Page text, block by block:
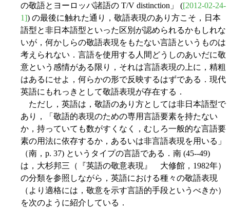
の敬語とヨーロッパ諸語の T/V distinction」 ([2012-02-24-
1]) の最後に触れた通り，敬語表現のあり方こそ，日本
語型と非日本語型といった区別が認められるかもしれな
いが，何かしらの敬語表現をもたない言語というものは
考えられない．言語を使用する人間どうしのあいだに敬
意という感情がある限り，それは言語表現の上に，精粗
はあるにせよ，何らかの形で反映するはずである．現代
英語にもれっきとして敬語表現が存在する．
ただし，英語は，敬語のあり方としては非日本語型で
あり，「敬語的表現のための専用言語要素を持たない
か，持っていても数がすくなく，むしろ一般的な言語要
素の用法に依存するか，あるいは非言語表現を用いる」
（南，p. 37) というタイプの言語である．南 (45--49)
は，大杉邦三（『英語の敬意表現』 大修館，1982年）
の分類を参照しながら，英語における種々の敬語表現
（より適格には，敬意を示す言語的手段というべきか）
を次のように紹介している．